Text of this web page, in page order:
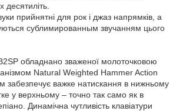
десятиліть.
прийнятні для рок і джаз напрямків, а
сублимированным звучанням цього
обладнано зваженої молоточковою
Natural Weighted Hammer Action
забезпечує важке натискання в нижньому
у верхньому – точно так само як в
Динамічна чутливість клавіатури